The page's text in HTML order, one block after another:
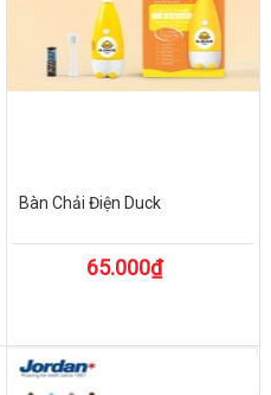
Bàn Chải Điện Duck
65.000₫